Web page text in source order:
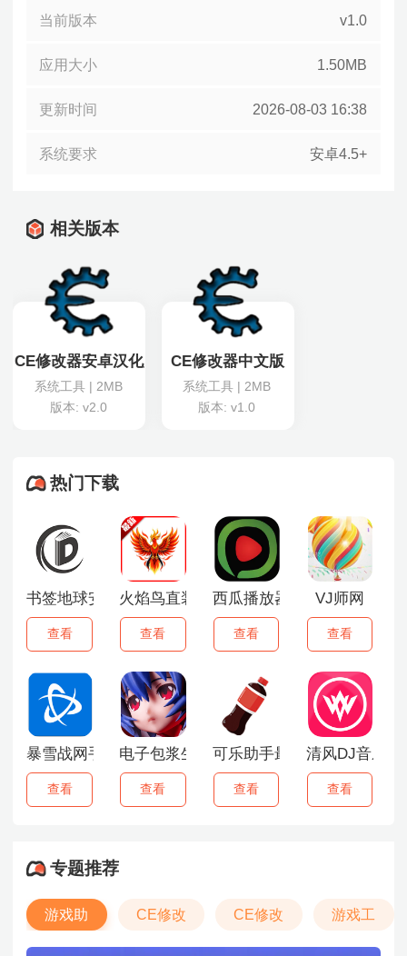
当前版本 v1.0
应用大小 1.50MB
更新时间 2026-08-03 16:38
系统要求 安卓4.5+
相关版本
CE修改器安卓汉化版
系统工具 | 2MB
版本: v2.0
CE修改器中文版
系统工具 | 2MB
版本: v1.0
热门下载
书签地球安卓版
查看
火焰鸟直装6.0最新版
查看
西瓜播放器
查看
VJ师网
查看
暴雪战网手机客户端
查看
电子包浆生成器手机版
查看
可乐助手最新版
查看
清风DJ音乐网
查看
专题推荐
游戏助
手
CE修改
器
CE修改
器
游戏工
具